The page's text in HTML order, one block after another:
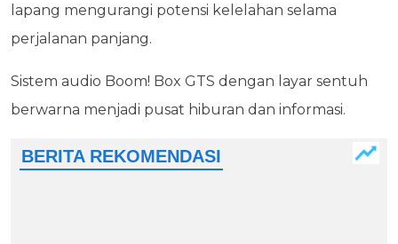
lapang mengurangi potensi kelelahan selama
perjalanan panjang.
Sistem audio Boom! Box GTS dengan layar sentuh
berwarna menjadi pusat hiburan dan informasi.